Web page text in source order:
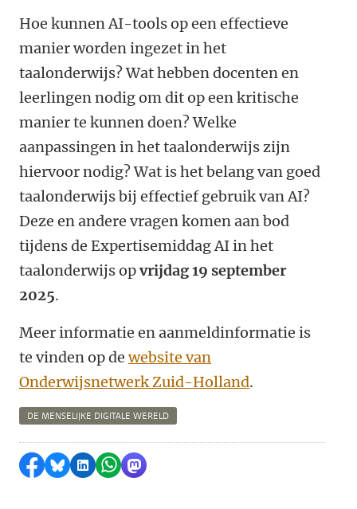
Hoe kunnen AI-tools op een effectieve
manier worden ingezet in het
taalonderwijs? Wat hebben docenten en
leerlingen nodig om dit op een kritische
manier te kunnen doen? Welke
aanpassingen in het taalonderwijs zijn
hiervoor nodig? Wat is het belang van goed
taalonderwijs bij effectief gebruik van AI?
Deze en andere vragen komen aan bod
tijdens de Expertisemiddag AI in het
taalonderwijs opvrijdag 19 september
2025.
Meer informatie en aanmeldinformatie is
te vinden op dewebsite van
Onderwijsnetwerk Zuid-Holland.
DE MENSELIJKE DIGITALE WERELD
Delen op Facebook
Delen via Bluesky
Delen op LinkedIn
Delen via WhatsApp
Delen via Mastodon